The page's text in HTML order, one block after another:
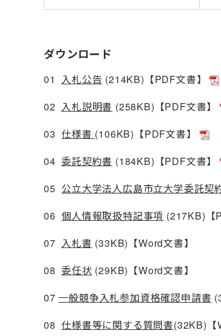
ダウンロード
01 入札公告 (214KB)【PDF文書】
02 入札説明書 (258KB)【PDF文書】
03仕様書 (106KB)【PDF文書】
04 委託契約書 (184KB)【PDF文書】
05 公立大学法人広島市立大学委託契
06 個人情報取扱特記事項 (217KB)【
07 入札書 (33KB)【Word文書】
08 委任状 (29KB)【Word文書】
07 一般競争入札参加資格確認申請書
08仕様書等に関する質問書(32KB)【